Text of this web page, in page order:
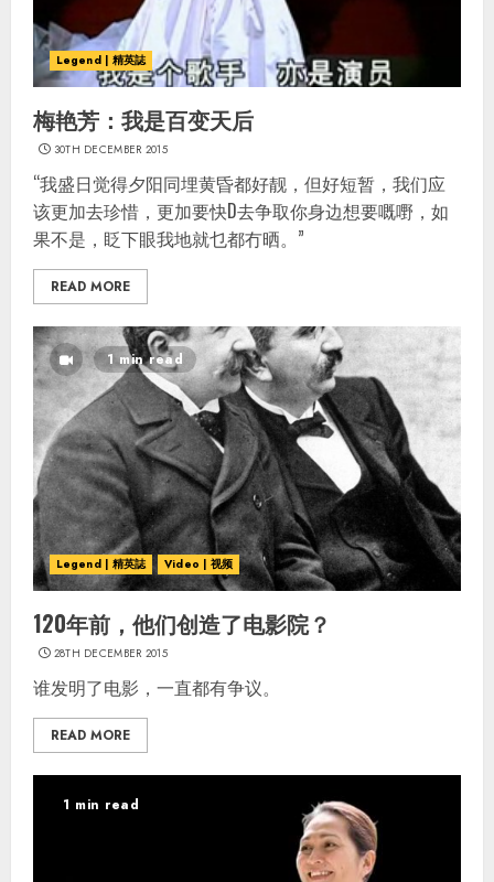
Legend | 精英誌
梅艳芳：我是百变天后
30TH DECEMBER 2015
“我盛日觉得夕阳同埋黄昏都好靓，但好短暂，我们应
该更加去珍惜，更加要快D去争取你身边想要嘅嘢，如
果不是，眨下眼我地就乜都冇晒。”
READ MORE
1 min read
Legend | 精英誌 Video | 视频
120年前，他们创造了电影院？
28TH DECEMBER 2015
谁发明了电影，一直都有争议。
READ MORE
1 min read